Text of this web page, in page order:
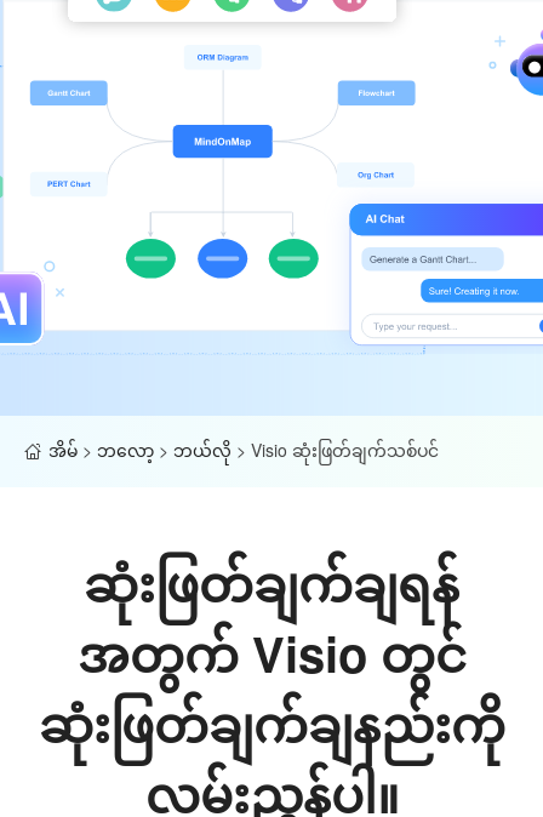
အိမ် > ဘလော့ > ဘယ်လို > Visio ဆုံးဖြတ်ချက်သစ်ပင်
ဆုံးဖြတ်ချက်ချရန်
အတွက် Visio တွင်
ဆုံးဖြတ်ချက်ချနည်းကို
လမ်းညွှန်ပါ။